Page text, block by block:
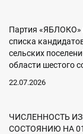
Партия «ЯБЛОКО»
списка
сельских
области шестого
22.07.2026
ЧИСЛЕННОСТЬ
СОСТОЯНИЮ НА